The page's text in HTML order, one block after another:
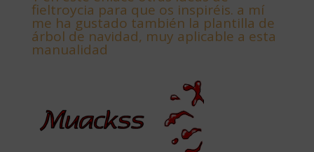
fieltroycia para que os inspiréis. a mí
me ha gustado también la plantilla de
árbol de navidad, muy aplicable a esta
manualidad